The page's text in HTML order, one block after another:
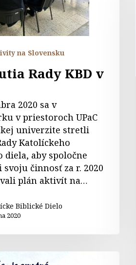
na Slovensku
Rady KBD v
2020 sa v
v priestoroch UPaC
univerzite stretli
Katolíckeho
diela, aby spoločne
činnosť za r. 2020
plán aktivít na…
Biblické Dielo
2020